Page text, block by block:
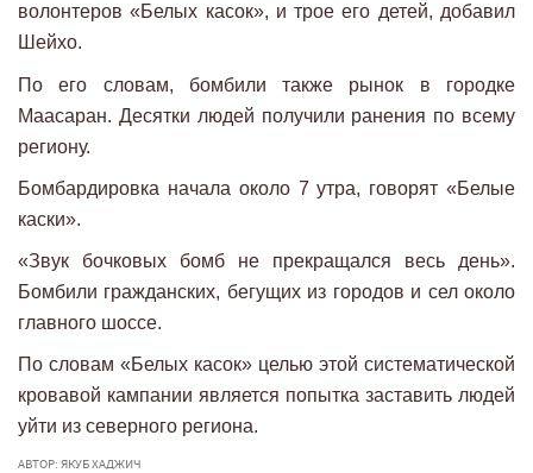
волонтеров «Белых касок», и трое его детей, добавил
Шейхо.
По его словам, бомбили также рынок в городке
Маасаран. Десятки людей получили ранения по всему
региону.
Бомбардировка начала около 7 утра, говорят «Белые
каски».
«Звук бочковых бомб не прекращался весь день».
Бомбили гражданских, бегущих из городов и сел около
главного шоссе.
По словам «Белых касок» целью этой систематической
кровавой кампании является попытка заставить людей
уйти из северного региона.
АВТОР: ЯКУБ ХАДЖИЧ